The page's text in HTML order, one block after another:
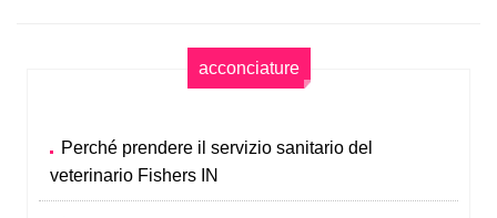
acconciature
Perché prendere il servizio sanitario del
veterinario Fishers IN